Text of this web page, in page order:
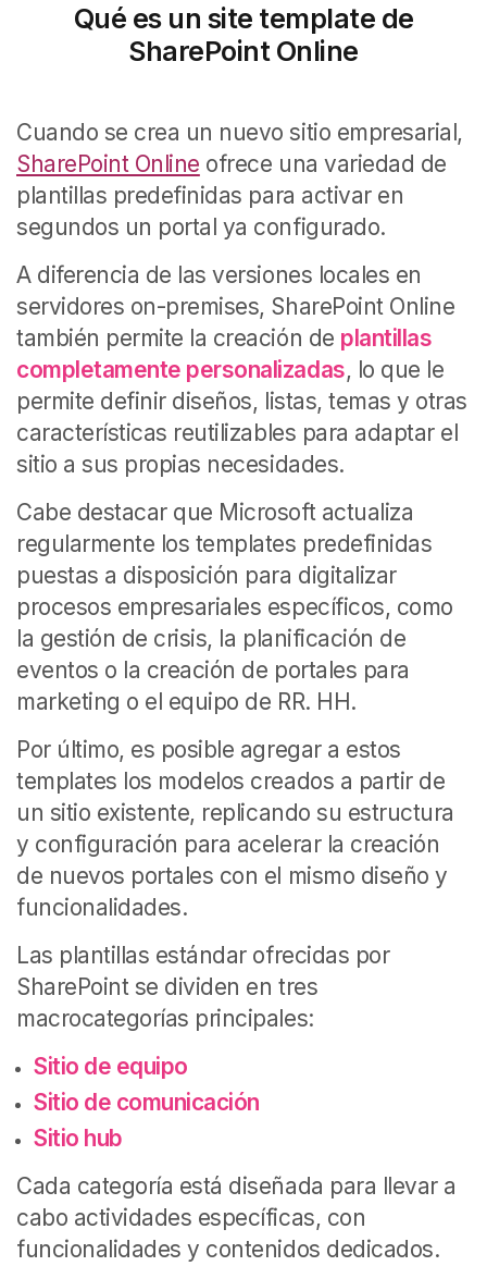
Qué es un site template de
SharePoint Online
Cuando se crea un nuevo sitio empresarial,
SharePoint Online ofrece una variedad de
plantillas predefinidas para activar en
segundos un portal ya configurado.
A diferencia de las versiones locales en
servidores on-premises, SharePoint Online
también permite la creación de plantillas
completamente personalizadas, lo que le
permite definir diseños, listas, temas y otras
características reutilizables para adaptar el
sitio a sus propias necesidades.
Cabe destacar que Microsoft actualiza
regularmente los templates predefinidas
puestas a disposición para digitalizar
procesos empresariales específicos, como
la gestión de crisis, la planificación de
eventos o la creación de portales para
marketing o el equipo de RR. HH.
Por último, es posible agregar a estos
templates los modelos creados a partir de
un sitio existente, replicando su estructura
y configuración para acelerar la creación
de nuevos portales con el mismo diseño y
funcionalidades.
Las plantillas estándar ofrecidas por
SharePoint se dividen en tres
macrocategorías principales:
Sitio de equipo
Sitio de comunicación
Sitio hub
Cada categoría está diseñada para llevar a
cabo actividades específicas, con
funcionalidades y contenidos dedicados.